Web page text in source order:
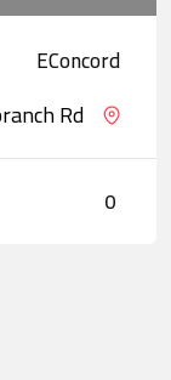
EConcord
Rd
0